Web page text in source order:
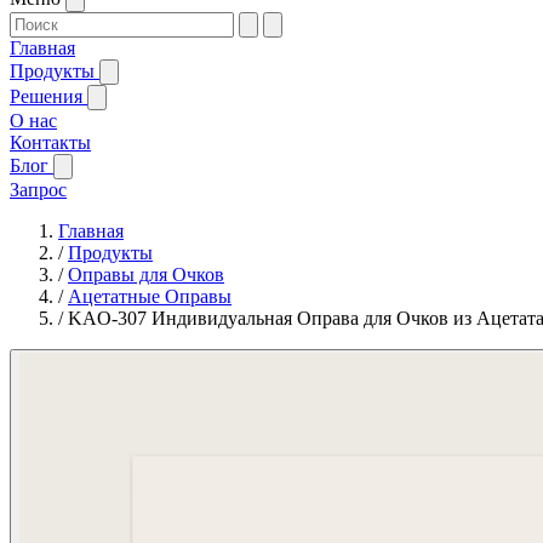
Главная
Продукты
Решения
О нас
Контакты
Блог
Запрос
Главная
/Продукты
/Оправы для Очков
/ Ацетатные Оправы
/KAO-307 Индивидуальная Оправа для Очков из Ацетата